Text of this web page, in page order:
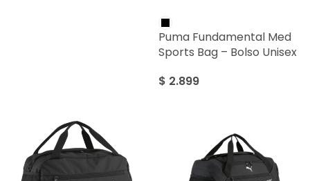
Puma Fundamental Med
Sports Bag – Bolso Unisex
$ 2.899